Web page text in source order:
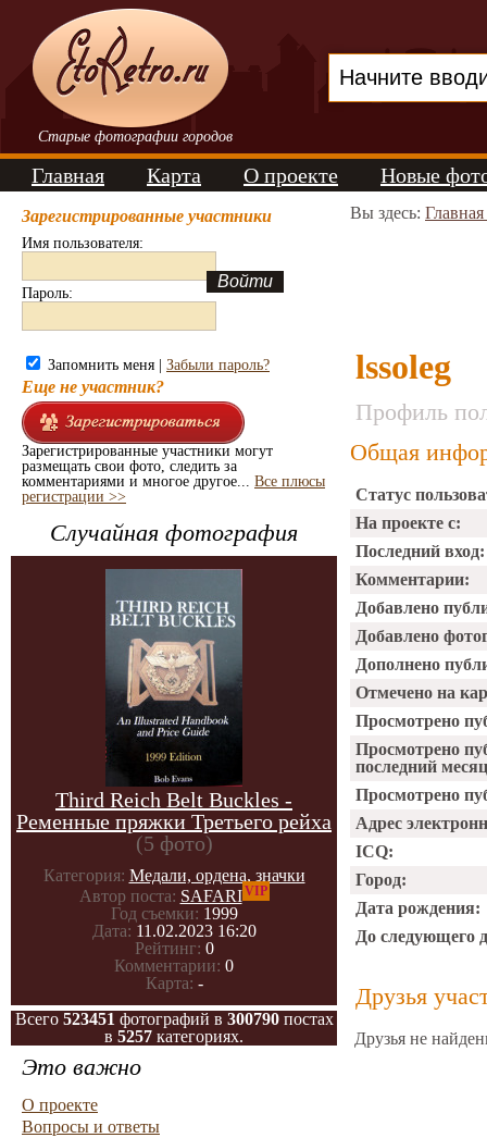
Старые фотографии городов
Главная Карта О проекте Новые
Зарегистрированные участники
Имя пользователя:
Пароль:
Запомнить меня | Забыли пароль?
Еще не участник?
Зарегистрированные участники могут
размещать свои фото, следить за
комментариями и многое другое... Все плюсы
регистрации >>
Случайная фотография
Third Reich Belt Buckles -
Ременные пряжки Третьего рейха
(5 фото)
Категория: Медали, ордена, значки
Автор поста: SAFARIVIP
Год съемки: 1999
Дата: 11.02.2023 16:20
Рейтинг: 0
Комментарии: 0
Карта: -
Всего 523451 фотографий в 300790постах
в 5257 категориях.
Это важно
О проекте
Вопросы и ответы
Вы здесь:
lssoleg
Профиль
Общая
Статус
На проекте с:
Последний вход:
Комментарии:
Добавлено
Добавлено
Дополнено
Отмечено на
Просмотрено
Просмотрено
последний
Просмотрено
Адрес
ICQ:
Город:
Дата рождения:
До следующего
Друзья
Друзья не